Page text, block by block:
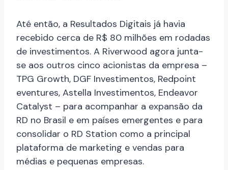
Até então, a Resultados Digitais já havia
recebido cerca de R$ 80 milhões em rodadas
de investimentos. A Riverwood agora junta-
se aos outros cinco acionistas da empresa – ​
TPG Growth,​ ​DGF Investimentos​, R​edpoint
eventures​, ​Astella Investimentos,​ ​Endeavor
Catalyst​ – para acompanhar a expansão da
RD no Brasil e em países emergentes e para
consolidar o RD Station como a principal
plataforma de marketing e vendas para
médias e pequenas empresas.